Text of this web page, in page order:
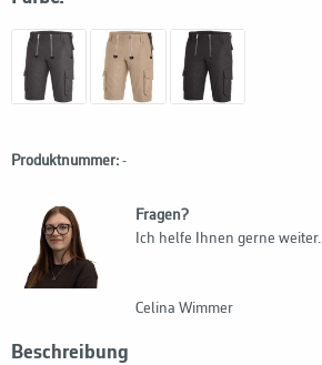
Produktnummer: -
Fragen?
Ich helfe Ihnen gerne weiter.
Celina Wimmer
Beschreibung